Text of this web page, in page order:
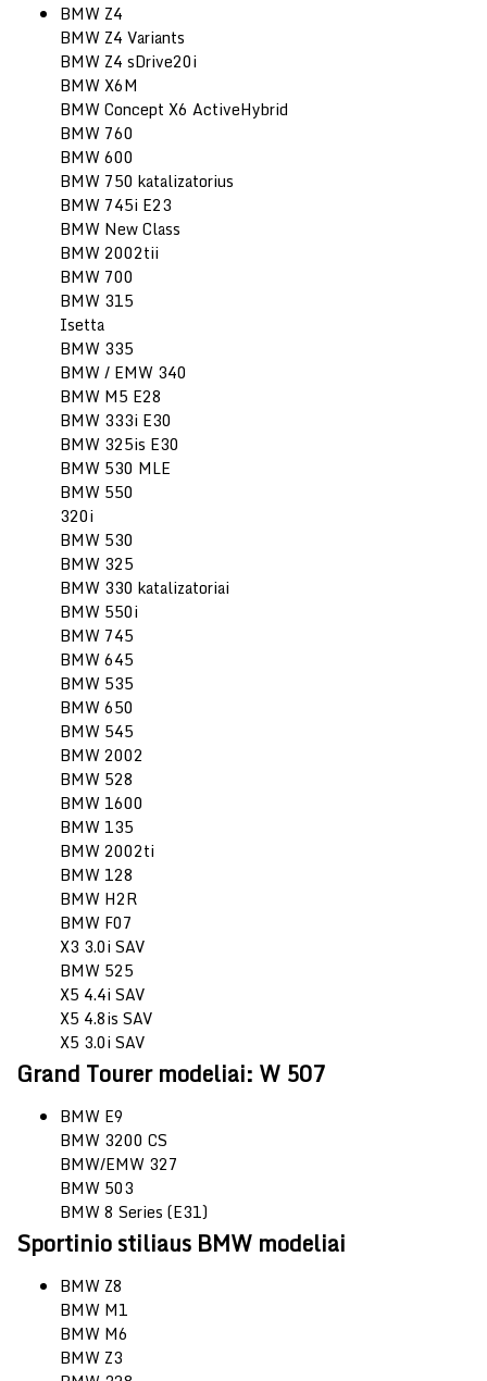
BMW Z4
BMW Z4 Variants
BMW Z4 sDrive20i
BMW X6M
BMW Concept X6 ActiveHybrid
BMW 760
BMW 600
BMW 750 katalizatorius
BMW 745i E23
BMW New Class
BMW 2002tii
BMW 700
BMW 315
Isetta
BMW 335
BMW / EMW 340
BMW M5 E28
BMW 333i E30
BMW 325is E30
BMW 530 MLE
BMW 550
320i
BMW 530
BMW 325
BMW 330 katalizatoriai
BMW 550i
BMW 745
BMW 645
BMW 535
BMW 650
BMW 545
BMW 2002
BMW 528
BMW 1600
BMW 135
BMW 2002ti
BMW 128
BMW H2R
BMW F07
X3 3.0i SAV
BMW 525
X5 4.4i SAV
X5 4.8is SAV
X5 3.0i SAV
Grand Tourer modeliai: W 507
BMW E9
BMW 3200 CS
BMW/EMW 327
BMW 503
BMW 8 Series (E31)
Sportinio stiliaus BMW modeliai
BMW Z8
BMW M1
BMW M6
BMW Z3